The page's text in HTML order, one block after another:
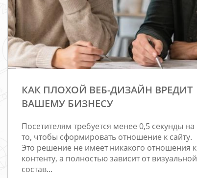
КАК ПЛОХОЙ ВЕБ-ДИЗАЙН ВРЕДИТ
ВАШЕМУ БИЗНЕСУ
Посетителям требуется менее 0,5 секунды на
то, чтобы сформировать отношение к сайту.
Это решение не имеет никакого отношения к
контенту, а полностью зависит от визуальной
состав...